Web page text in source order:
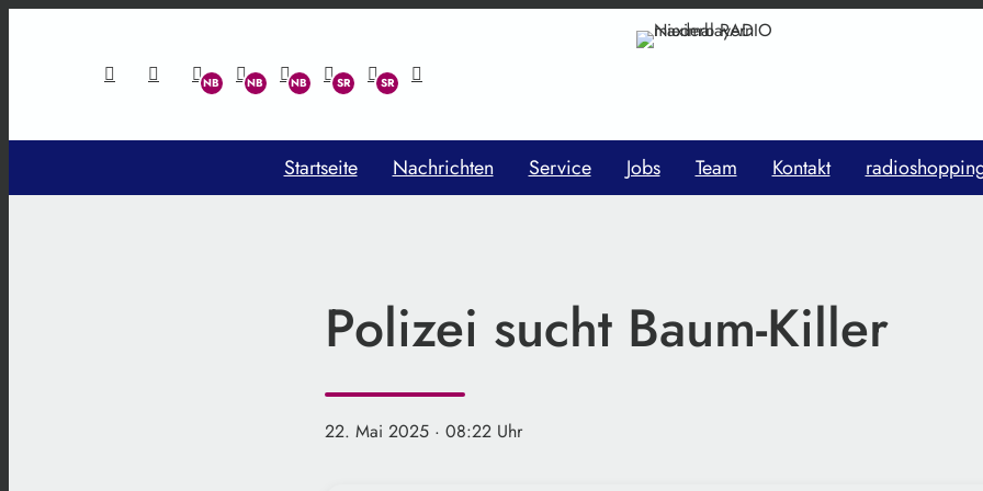
Startseite Nachrichten Service Jobs Team Kontakt
Polizei sucht Baum-Killer
22. Mai 2025 · 08:22 Uhr